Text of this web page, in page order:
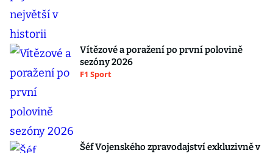
Vítězové a poražení po první polovině
sezóny 2026
F1 Sport
Šéf Vojenského zpravodajství exkluzivně v